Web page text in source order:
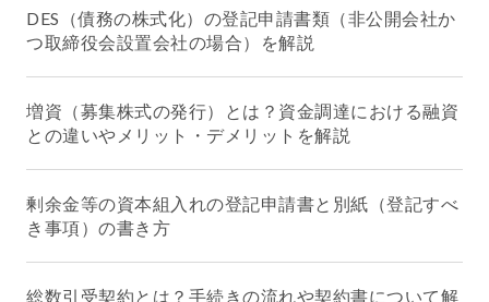
DES（債務の株式化）の登記申請書類（非公開会社か
つ取締役会設置会社の場合）を解説
増資（募集株式の発行）とは？資金調達における融資
との違いやメリット・デメリットを解説
剰余金等の資本組入れの登記申請書と別紙（登記すべ
き事項）の書き方
総数引受契約とは？手続きの流れや契約書について解